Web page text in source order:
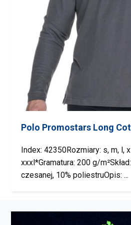
Polo Promostars Long
Index: 42350Rozmiary: s, m, l,
xxxl*Gramatura: 200 g/
czesanej, 10% poliestruOpis: ...